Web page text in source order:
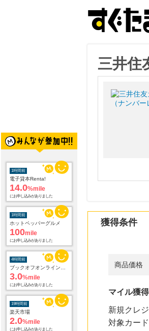
電子貸本Renta!
14.0%mile
にお申し込みがありました
1時間前
ホットペッパーグルメ
100mile
にお申し込みがありました
4時間前
ブックオフオンライン販売
3.0%mile
19時間前
2.0%mile
にお申し込みがありました
三井住
獲得条件
商品価格
マイル獲
新規クレ
対象カー